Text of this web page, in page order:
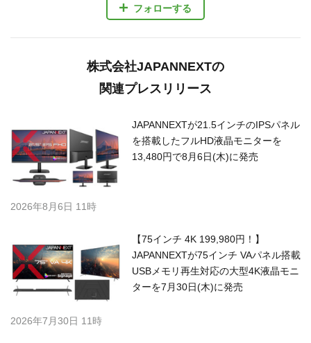
フォローする
株式会社JAPANNEXTの
関連プレスリリース
JAPANNEXTが21.5インチのIPSパネル
を搭載したフルHD液晶モニターを
13,480円で8月6日(木)に発売
2026年8月6日 11時
【75インチ 4K 199,980円！】
JAPANNEXTが75インチ VAパネル搭載
USBメモリ再生対応の大型4K液晶モニ
ターを7月30日(木)に発売
2026年7月30日 11時